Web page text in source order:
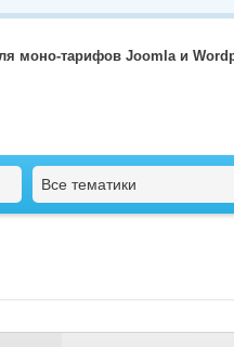
моно-тарифов Joomla и
Все тематики